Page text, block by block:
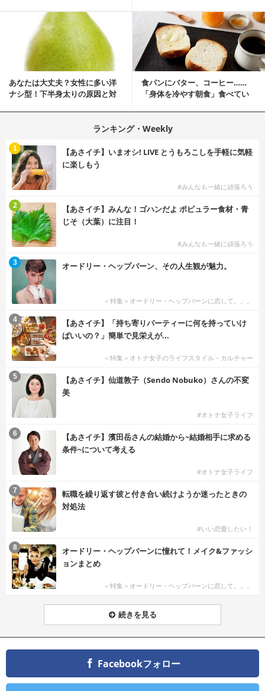
あなたは大丈夫？女性に多い洋
ナシ型！下半身太りの原因と対
食パンにバター、コーヒー……
「身体を冷やす朝食」食べてい
ランキング・Weekly
【あさイチ】いまオシ! LIVE とうもろこしを手軽に気軽
に楽しもう
#みんなも一緒に頑張ろう
1
【あさイチ】みんな！ゴハンだよ ポピュラー食材・青
じそ（大葉）に注目！
#みんなも一緒に頑張ろう
2
オードリー・ヘップバーン、その人生観が魅力。
＜特集＞オードリー・ヘップバーンに恋して。。。
3
【あさイチ】「持ち寄りパーティーに何を持っていけ
ばいいの？」簡単で見栄えが...
＜特集＞オトナ女子のライフスタイル・カルチャー
4
【あさイチ】仙道敦子（Sendo Nobuko）さんの不変
美
#オトナ女子ライフ
5
【あさイチ】濱田岳さんの結婚から~結婚相手に求める
条件~について考える
#オトナ女子ライフ
6
転職を繰り返す彼と付き合い続けようか迷ったときの
対処法
#いい恋愛したい！
7
オードリー・ヘップバーンに憧れて！メイク&ファッシ
ョンまとめ
＜特集＞オードリー・ヘップバーンに恋して。。。
8
続きを見る
Facebookフォロー